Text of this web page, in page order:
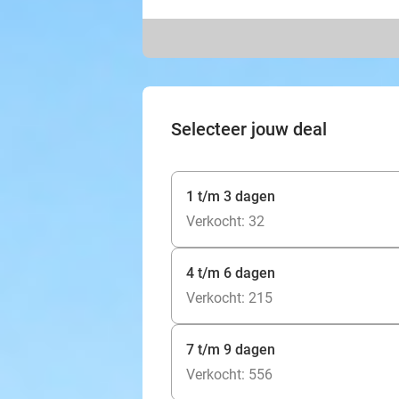
Selecteer jouw deal
1 t/m 3 dagen
Verkocht: 32
4 t/m 6 dagen
Verkocht: 215
7 t/m 9 dagen
Verkocht: 556